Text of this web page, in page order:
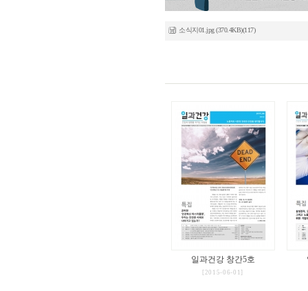
소식지01.jpg (370.4KB)(117)
일과건강 창간5호
[2015-06-01]